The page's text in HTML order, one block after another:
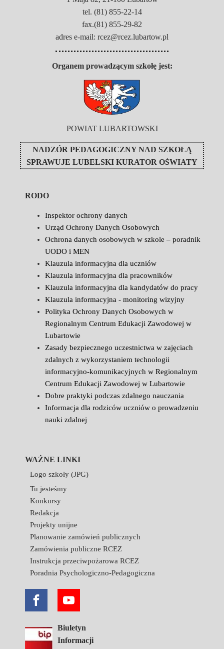
tel. (81) 855-22-14
fax.(81) 855-29-82
adres e-mail: rcez@rcez.lubartow.pl
Organem prowadzącym szkołę jest:
POWIAT LUBARTOWSKI
NADZÓR PEDAGOGICZNY NAD SZKOŁĄ
SPRAWUJE LUBELSKI KURATOR OŚWIATY
RODO
Inspektor ochrony danych
Urząd Ochrony Danych Osobowych
Ochrona danych osobowych w szkole – poradnik
UODO i MEN
Klauzula informacyjna dla uczniów
Klauzula informacyjna dla pracowników
Klauzula informacyjna dla kandydatów do pracy
Klauzula informacyjna - monitoring wizyjny
Polityka Ochrony Danych Osobowych w
Regionalnym Centrum Edukacji Zawodowej w
Lubartowie
Zasady bezpiecznego uczestnictwa w zajęciach
zdalnych z wykorzystaniem technologii
informacyjno-komunikacyjnych w Regionalnym
Centrum Edukacji Zawodowej w Lubartowie
Dobre praktyki podczas zdalnego nauczania
Informacja dla rodziców uczniów o prowadzeniu
nauki zdalnej
WAŻNE LINKI
Logo szkoły (JPG)
Tu jesteśmy
Konkursy
Redakcja
Projekty unijne
Planowanie zamówień publicznych
Zamówienia publiczne RCEZ
Instrukcja przeciwpożarowa RCEZ
Poradnia Psychologiczno-Pedagogiczna
Biuletyn
Informacji